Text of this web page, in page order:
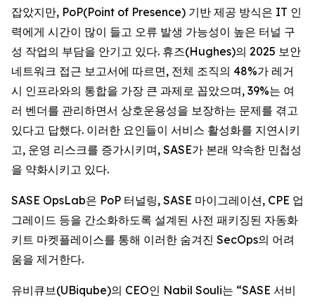
잡았지만, PoP(Point of Presence) 기반 제공 방식은 IT 인
력에게 시간이 많이 들고 오류 발생 가능성이 높은 터널 구
성 작업의 부담을 안기고 있다. 휴즈(Hughes)의 2025 보안
네트워크 접근 보고서에 따르면, 전체 조직의 48%가 레거
시 인프라와의 통합을 가장 큰 과제로 꼽았으며, 39%는 여
러 벤더를 관리하면서 상호운용성을 보장하는 문제를 겪고
있다고 답했다. 이러한 요인들이 서비스 활성화를 지연시키
고, 운영 리스크를 증가시키며, SASE가 본래 약속한 민첩성
을 약화시키고 있다.
SASE OpsLab은 PoP 터널링, SASE 마이그레이션, CPE 업
그레이드 등을 간소화하도록 설계된 사전 패키징된 자동화
키트 마켓플레이스를 통해 이러한 숨겨진 SecOps의 어려
움을 제거한다.
유비큐브(UBiqube)의 CEO인 Nabil Souli는 “SASE 서비